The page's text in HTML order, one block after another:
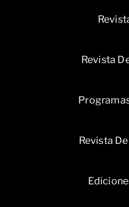
Revista
Revista